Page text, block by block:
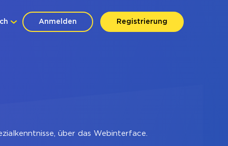
Anmelden Registrierung
über das Webinterface.